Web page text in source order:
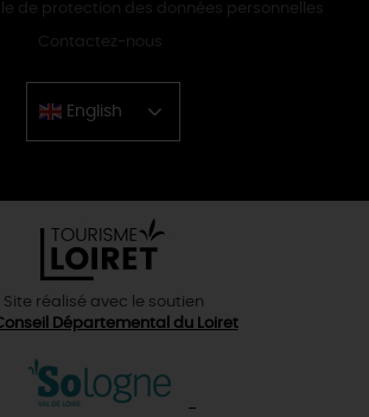
de protection des données personnelles
Contactez-nous
English
Chinese
Site réalisé avec le soutien
Départemental du Loiret